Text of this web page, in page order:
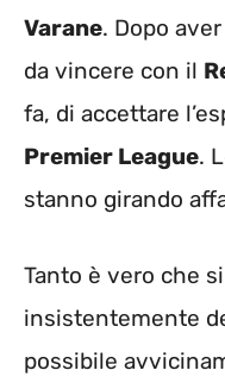
Varane. Dopo
da vincere con il
fa, di accettare
Premier League.
stanno girando
Tanto è vero che
insistentemente
possibile